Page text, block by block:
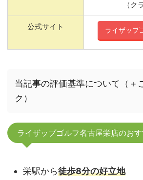
（
公式サイト ライザップ
当記事の評価基準について（＋
ク）
ライザップゴルフ名古屋栄店のお
栄駅から徒歩8分の好立地